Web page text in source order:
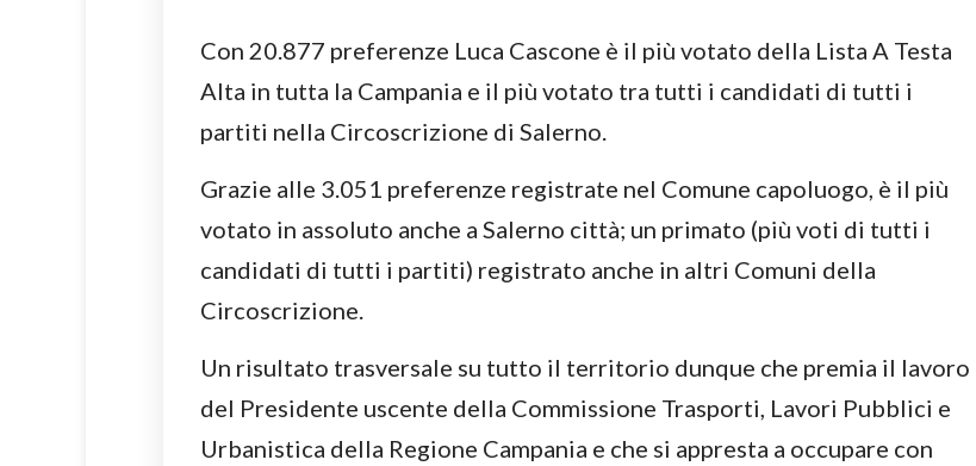
Con 20.877 preferenze Luca Cascone è il più votato della Lista A Testa
Alta in tutta la Campania e il più votato tra tutti i candidati di tutti i
partiti nella Circoscrizione di Salerno.
Grazie alle 3.051 preferenze registrate nel Comune capoluogo, è il più
votato in assoluto anche a Salerno città; un primato (più voti di tutti i
candidati di tutti i partiti) registrato anche in altri Comuni della
Circoscrizione.
Un risultato trasversale su tutto il territorio dunque che premia il lavoro
del Presidente uscente della Commissione Trasporti, Lavori Pubblici e
Urbanistica della Regione Campania e che si appresta a occupare con